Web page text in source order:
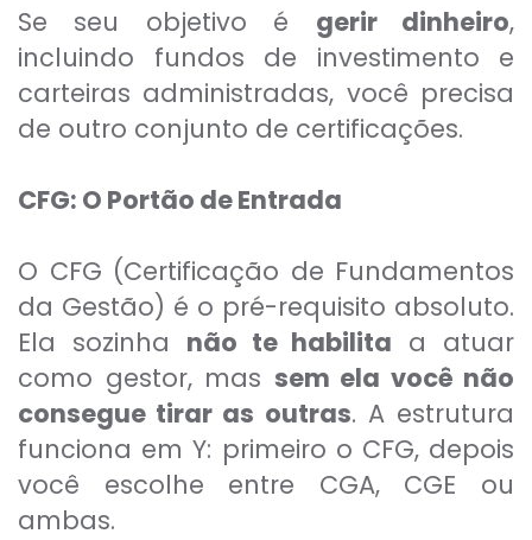
Se seu objetivo é gerir dinheiro,
incluindo fundos de investimento e
carteiras administradas, você precisa
de outro conjunto de certificações.
CFG: O Portão de Entrada
O CFG (Certificação de Fundamentos
da Gestão) é o pré-requisito absoluto.
Ela sozinha não te habilita a atuar
como gestor, mas sem ela você não
consegue tirar as outras. A estrutura
funciona em Y: primeiro o CFG, depois
você escolhe entre CGA, CGE ou
ambas.